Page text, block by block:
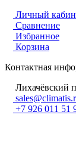
Личный
Сравнение
Избранное
Корзина
Контактная
Лихачёвский
+7 926 011 51